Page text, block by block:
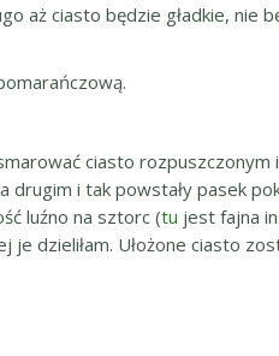
aż ciasto będzie gładkie, nie
ciasto rozpuszczonym
drugim i tak powstały pasek
luźno na sztorc (tu jest fajna
dzieliłam. Ułożone ciasto